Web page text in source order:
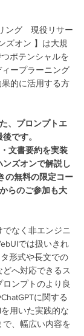
ング　現役リサー
ズオン 】は大規
ポテンシャルを
ープラーニング
的に活用する方
、プロンプトエ
です。
文書要約を実装
ンズオンで解説し
の無料の限定コー
らのご参加も大
なく非エンジニ
では扱いきれ
形式や長文での
どへ対応できるス
ンプトのより良
に関する
用いた実践的な
で、幅広い内容を